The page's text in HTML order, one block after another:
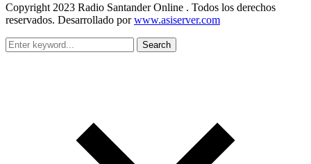
Copyright 2023 Radio Santander Online . Todos los derechos
reservados. Desarrollado porwww.asiserver.com
Search